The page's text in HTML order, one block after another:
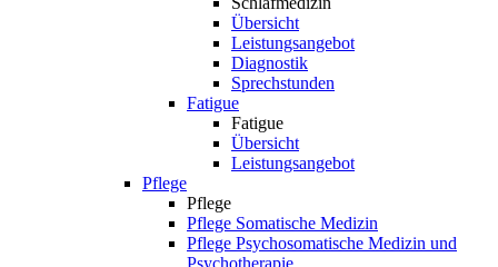
Übersicht
Leistungsangebot
Diagnostik
Sprechstunden
Fatigue
Fatigue
Übersicht
Leistungsangebot
Pflege
Pflege
Pflege Somatische Medizin
Pflege Psychosomatische Medizin und